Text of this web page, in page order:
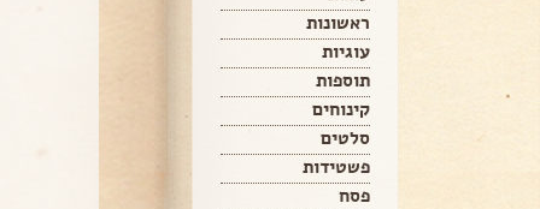
ראשונות
עוגיות
תוספות
קינוחים
סלטים
פשטידות
פסח